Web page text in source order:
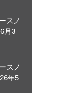
スノ
月3
スノ
年5